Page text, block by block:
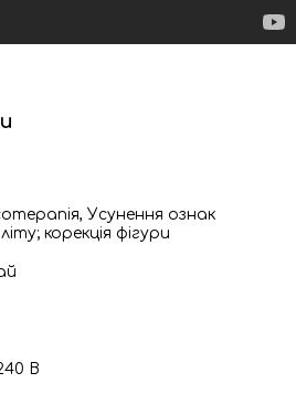
Усунення ознак
корекція фігури
В